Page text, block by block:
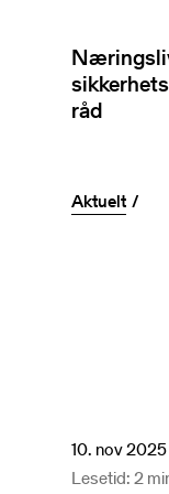
råd
Aktuelt
10. nov 2025
Lesetid: 2